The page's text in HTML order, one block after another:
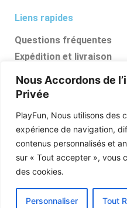
Nous Accordons de
Privée
PlayFun, Nous utilisons des
expérience de navigation,
contenus personnalisés et
sur « Tout accepter », vous
des cookies.
Personnaliser Tout
Liens rapides
Questions fréquentes
Expédition et livraison
remboursements
Ressources, conseils et
astuces
Boutique
Qui sommes nous
Posez vos questions